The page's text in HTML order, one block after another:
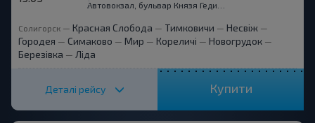
Солигорск — Красная Слобода — Тимковичи — Несвіж —
Городея — Симаково — Мир — Кореличі — Новогрудок —
Березівка — Ліда
Деталі рейсу Купити